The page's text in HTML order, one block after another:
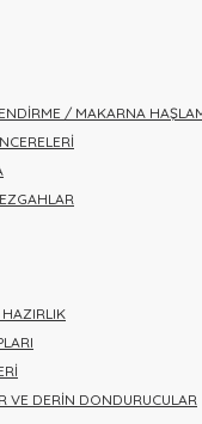
/ MAKARNA
VE DERİN DONDURUCULAR